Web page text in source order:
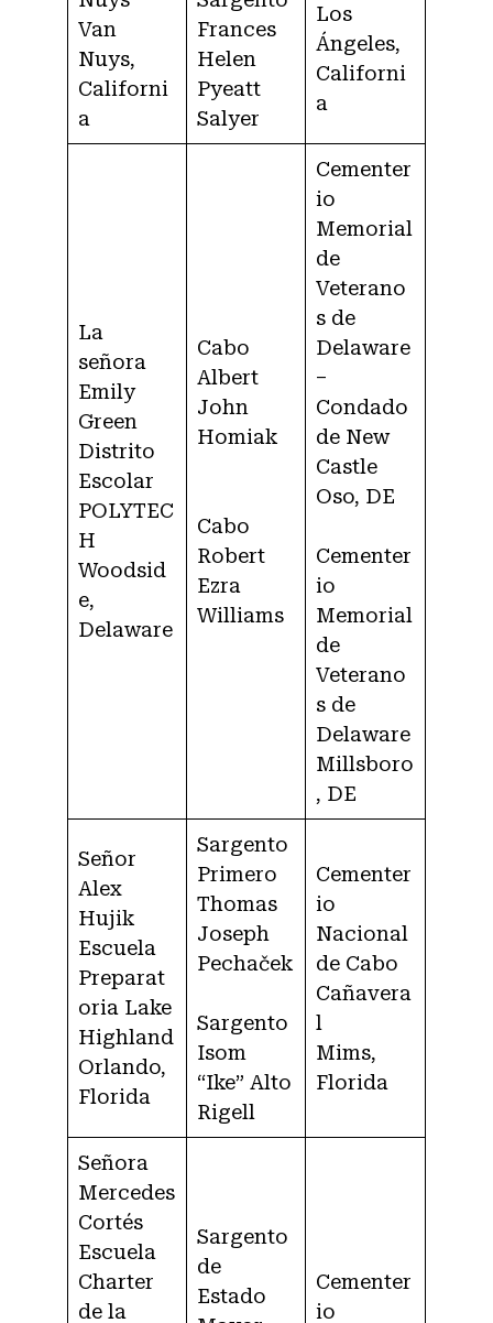
Van
Nuys,
Californi
a
Frances
Helen
Pyeatt
Salyer
Los
Ángeles,
Californi
a
La
señora
Emily
Green
Distrito
Escolar
POLYTEC
H
Woodsid
e,
Delaware
Cabo
Albert
John
Homiak
Cabo
Robert
Ezra
Williams
Cementer
io
Memorial
de
Veterano
s de
Delaware
–
Condado
de New
Castle
Oso, DE
Cementer
io
Memorial
de
Veterano
s de
Delaware
Millsboro
, DE
Señor
Alex
Hujik
Escuela
Preparat
oria Lake
Highland
Orlando,
Florida
Sargento
Primero
Thomas
Joseph
Pechaček
Sargento
Isom
“Ike” Alto
Rigell
Cementer
io
Nacional
de Cabo
Cañavera
l
Mims,
Florida
Señora
Mercedes
Cortés
Escuela
Charter
de la
Sargento
de
Estado
Cementer
io